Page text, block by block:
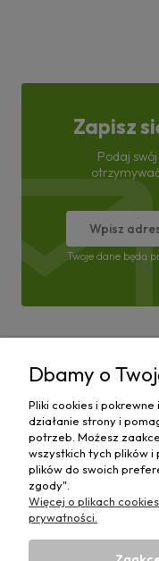
Zapisz
Podaj
Twoje dane będą
Moje konto
Płatności i dostawa
Informacje
O nas
Dbamy o
Pliki cookies i
działanie strony i
potrzeb. Możesz
wszystkich tych plików i
plików do swoich
zgody".
Więcej o plikach
prywatności.